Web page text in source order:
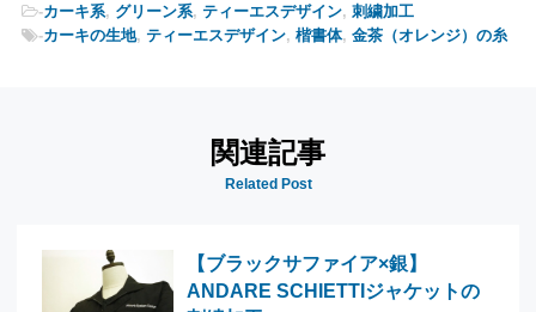
-カーキ系, グリーン系, ティーエスデザイン, 刺繍加工
-カーキの生地, ティーエスデザイン, 楷書体, 金茶（オレンジ）の糸
関連記事
Related Post
【ブラックサファイア×銀】
ANDARE SCHIETTIジャケットの